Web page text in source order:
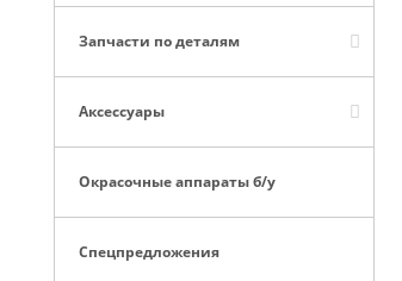
Запчасти по деталям
Аксессуары
Окрасочные аппараты б/у
Спецпредложения